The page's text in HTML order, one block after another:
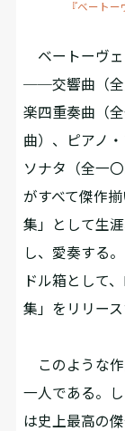
『ベートー
ベートーヴェ
──交響曲（全
楽四重奏曲（
曲）、ピアノ
ソナタ（全一
がすべて傑作
集」として生
し、愛奏する
ドル箱として
集」をリリース
このような作
一人である。
は史上最高の